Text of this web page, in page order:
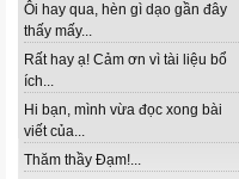
Ôi hay qua, hèn gì dạo gần đây
thấy mấy...
Rất hay ạ! Cảm ơn vì tài liệu bổ
ích...
Hi bạn, mình vừa đọc xong bài
viết của...
Thăm thầy Đạm!...